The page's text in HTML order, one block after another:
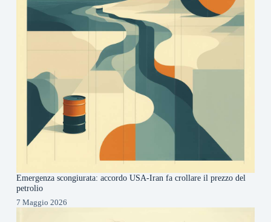
Emergenza scongiurata: accordo USA-Iran fa crollare il prezzo del
petrolio
7 Maggio 2026